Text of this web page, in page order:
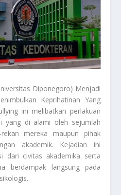
Diponegoro) Menjadi
Keprihatinan Yang
ini melibatkan perlakuan
yang di alami oleh sejumlah
mereka maupun pihak
akademik. Kejadian ini
dari civitas akademika serta
berdampak langsung pada